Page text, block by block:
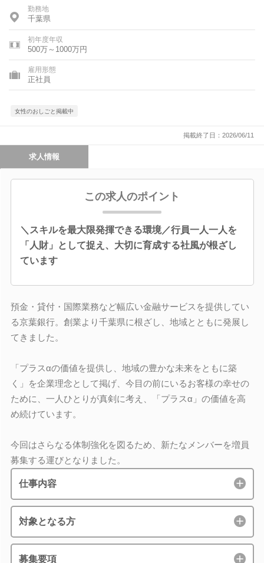
勤務地
千葉県
初年度年収
500万～1000万円
雇用形態
正社員
女性のおしごと掲載中
掲載終了日：2026/06/11
求人情報
この求人のポイント
＼スキルを最大限発揮できる環境／行員一人一人を
「人財」として捉え、大切に育成する社風が根ざし
ています
預金・貸付・国際業務など幅広い金融サービスを提供してい
る京葉銀行。創業より千葉県に根ざし、地域とともに発展し
てきました。
「プラスαの価値を提供し、地域の豊かな未来をともに築
く」を企業理念として掲げ、今目の前にいるお客様の幸せの
ために、一人ひとりが真剣に考え、「プラスα」の価値を高
め続けています。
今回はさらなる体制強化を図るため、新たなメンバーを増員
募集する運びとなりました。
仕事内容
対象となる方
募集要項